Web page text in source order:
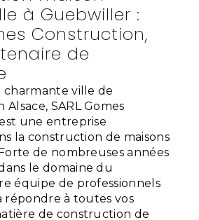
à Guebwiller :
Construction,
de
charmante ville de
SARL Gomes
une entreprise
la construction de maisons
de nombreuses années
le domaine du
équipe de professionnels
répondre à toutes vos
de construction de